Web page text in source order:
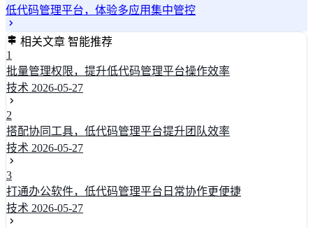
低代码管理平台，体验多应用集中管控
相关文章 智能推荐
1
批量管理权限，提升低代码管理平台操作效率
技术 2026-05-27
2
搭配协同工具，低代码管理平台提升团队效率
技术 2026-05-27
3
打通办公软件，低代码管理平台日常协作更便捷
技术 2026-05-27